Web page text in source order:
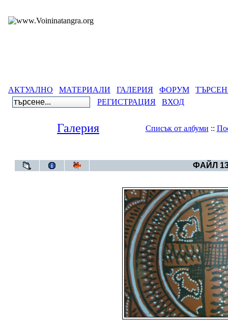
АКТУАЛНО МАТЕРИАЛИ ГАЛЕРИЯ ФОРУМ
РЕГИСТРАЦИЯ
ВХОД
Галерия Списък от албуми ::
ФАЙЛ